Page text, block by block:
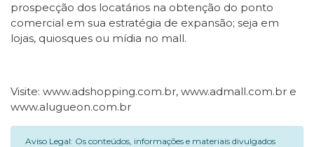
prospecção dos locatários na obtenção do ponto
comercial em sua estratégia de expansão; seja em
lojas, quiosques ou mídia no mall.
Visite: www.adshopping.com.br, www.admall.com.br e
www.alugueon.com.br
Aviso Legal: Os conteúdos, informações e materiais divulgados